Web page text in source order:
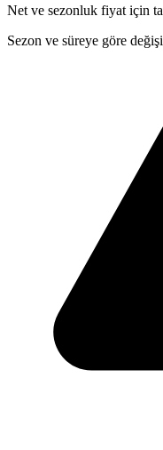
Net ve sezonluk fiyat için
Sezon ve süreye göre